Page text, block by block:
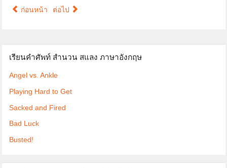
ก่อนหน้า ต่อไป
เรียนคำศัพท์ สำนวน สแลง ภาษาอังกฤษ
Angel vs. Ankle
Playing Hard to Get
Sacked and Fired
Bad Luck
Busted!